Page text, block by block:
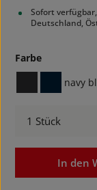
Sofort
Deutschland,
Farbeauswählen
blacknavy
navy
Produkt
In den